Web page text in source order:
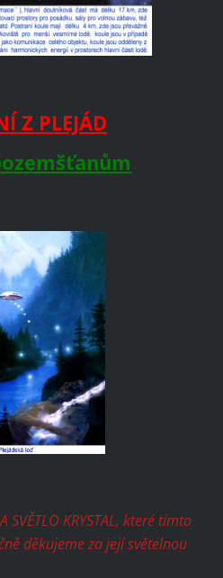
Z PLEJÁD
SVĚTLO KRYSTAL, které tímto
děkujeme za její světelnou